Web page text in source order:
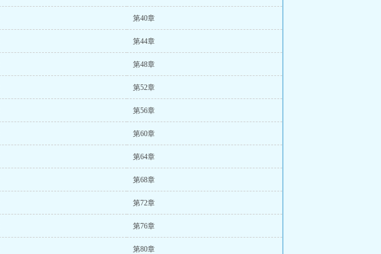
第40章
第44章
第48章
第52章
第56章
第60章
第64章
第68章
第72章
第76章
第80章